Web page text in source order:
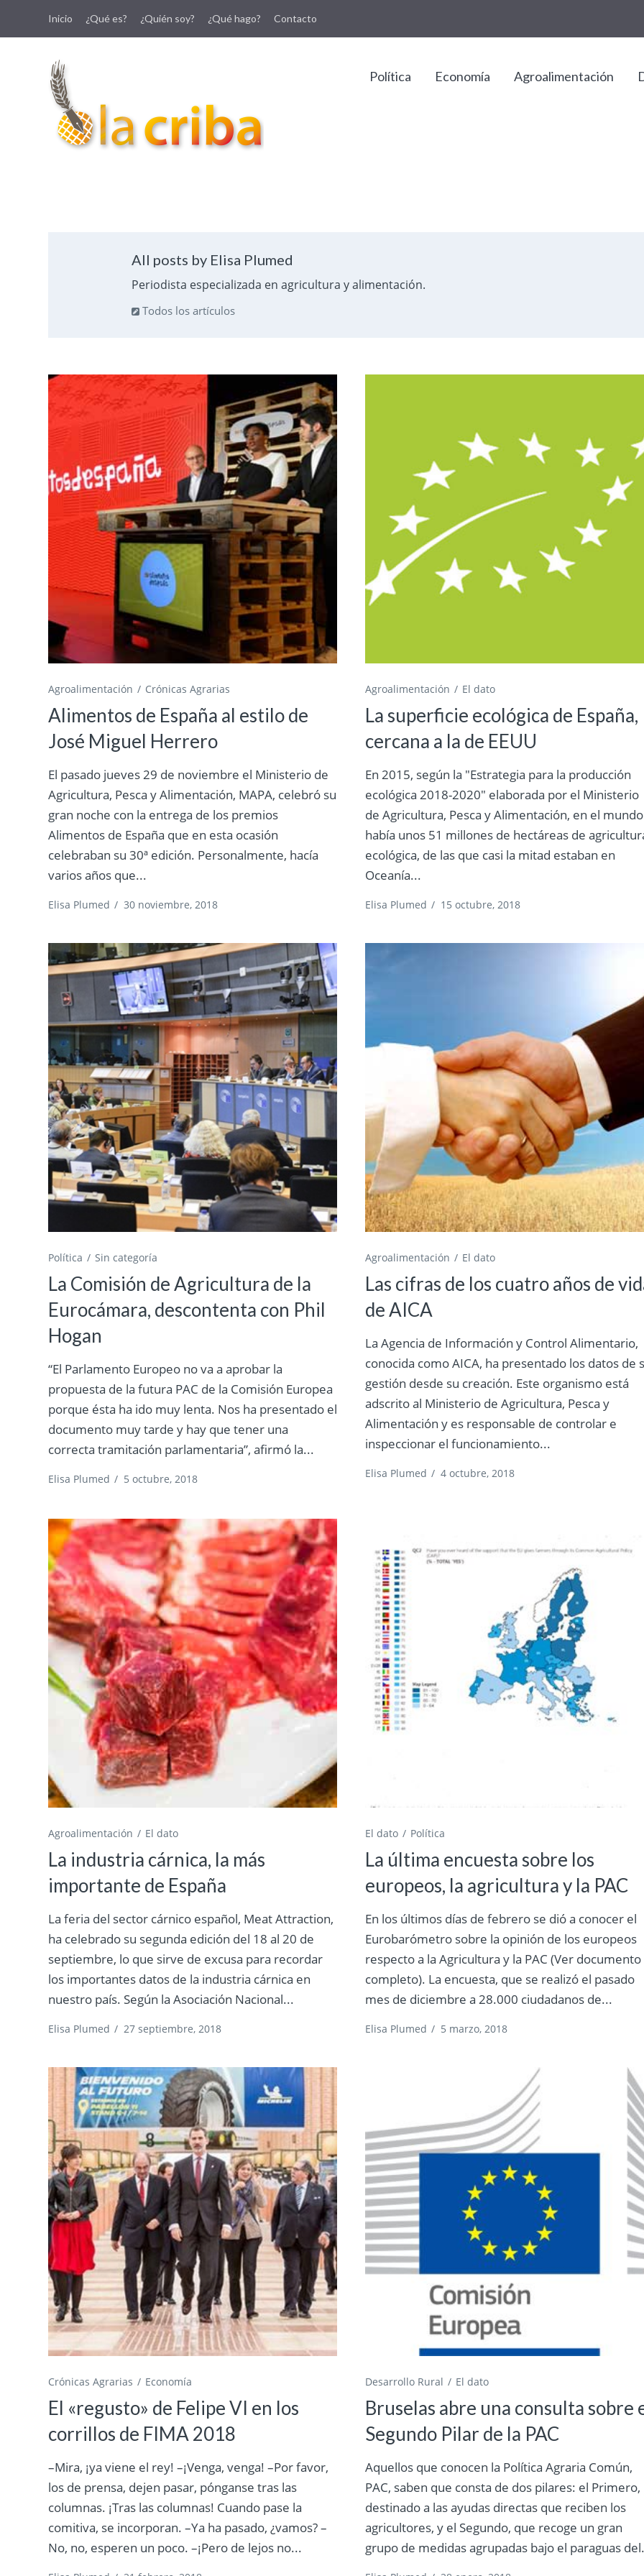
Inicio ¿Qué es? ¿Quién soy? ¿Qué hago? Contacto
Política Economía Agroalimentación
All posts by Elisa Plumed
Periodista especializada en agricultura y alimentación.
Todos los artículos
Agroalimentación Crónicas Agrarias
Alimentos de España al estilo de
José Miguel Herrero
El pasado jueves 29 de noviembre el Ministerio de
Agricultura, Pesca y Alimentación, MAPA, celebró su
gran noche con la entrega de los premios
Alimentos de España que en esta ocasión
celebraban su 30ª edición. Personalmente, hacía
varios años que...
Elisa Plumed / 30 noviembre, 2018
Agroalimentación El dato
La superficie ecológica de España,
cercana a la de EEUU
En 2015, según la "Estrategia para la producción
ecológica 2018-2020" elaborada por el Ministerio
de Agricultura, Pesca y Alimentación, en el mundo
había unos 51 millones de hectáreas de
ecológica, de las que casi la mitad estaban en
Oceanía...
Elisa Plumed / 15 octubre, 2018
Política Sin categoría
La Comisión de Agricultura de la
Eurocámara, descontenta con Phil
Hogan
“El Parlamento Europeo no va a aprobar la
propuesta de la futura PAC de la Comisión Europea
porque ésta ha ido muy lenta. Nos ha presentado el
documento muy tarde y hay que tener una
correcta tramitación parlamentaria”, afirmó la...
Elisa Plumed / 5 octubre, 2018
Agroalimentación El dato
Las cifras de los cuatro años de
de AICA
La Agencia de Información y Control Alimentario,
conocida como AICA, ha presentado los datos de
gestión desde su creación. Este organismo está
adscrito al Ministerio de Agricultura, Pesca y
Alimentación y es responsable de controlar e
inspeccionar el funcionamiento...
Elisa Plumed / 4 octubre, 2018
Agroalimentación El dato
La industria cárnica, la más
importante de España
La feria del sector cárnico español, Meat Attraction,
ha celebrado su segunda edición del 18 al 20 de
septiembre, lo que sirve de excusa para recordar
los importantes datos de la industria cárnica en
nuestro país. Según la Asociación Nacional...
Elisa Plumed / 27 septiembre, 2018
El dato Política
La última encuesta sobre los
europeos, la agricultura y la PAC
En los últimos días de febrero se dió a conocer el
Eurobarómetro sobre la opinión de los europeos
respecto a la Agricultura y la PAC (Ver documento
completo). La encuesta, que se realizó el pasado
mes de diciembre a 28.000 ciudadanos de...
Elisa Plumed / 5 marzo, 2018
Crónicas Agrarias Economía
El «regusto» de Felipe VI en los
corrillos de FIMA 2018
–Mira, ¡ya viene el rey! –¡Venga, venga! –Por favor,
los de prensa, dejen pasar, pónganse tras las
columnas. ¡Tras las columnas! Cuando pase la
comitiva, se incorporan. –Ya ha pasado, ¿vamos? –
No, no, esperen un poco. –¡Pero de lejos no...
Desarrollo Rural El dato
Bruselas abre una consulta sobre
Segundo Pilar de la PAC
Aquellos que conocen la Política Agraria Común,
PAC, saben que consta de dos pilares: el Primero,
destinado a las ayudas directas que reciben los
agricultores, y el Segundo, que recoge un gran
grupo de medidas agrupadas bajo el paraguas